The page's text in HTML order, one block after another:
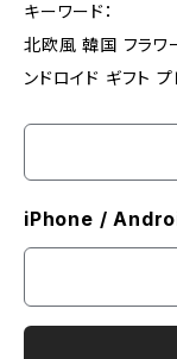
キーワード：
北欧風 韓国 フラワ
ンドロイド ギフト
iPhone /